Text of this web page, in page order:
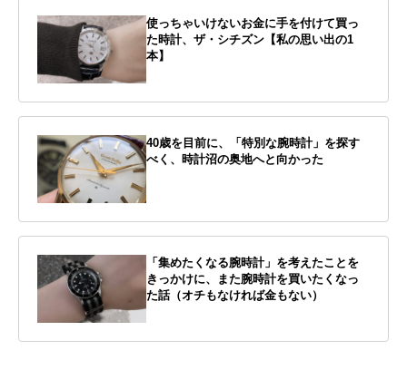
使っちゃいけないお金に手を付けて買っ
た時計、ザ・シチズン【私の思い出の1
本】
40歳を目前に、「特別な腕時計」を探す
べく、時計沼の奥地へと向かった
「集めたくなる腕時計」を考えたことを
きっかけに、また腕時計を買いたくなっ
た話（オチもなければ金もない）